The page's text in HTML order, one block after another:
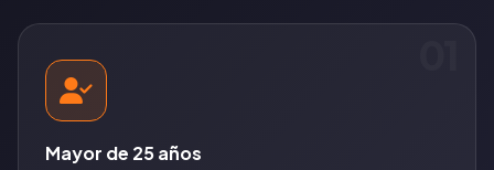
Mayor de 25 años